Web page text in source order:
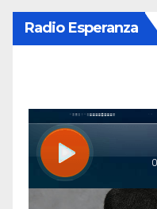
Radio Esperanza